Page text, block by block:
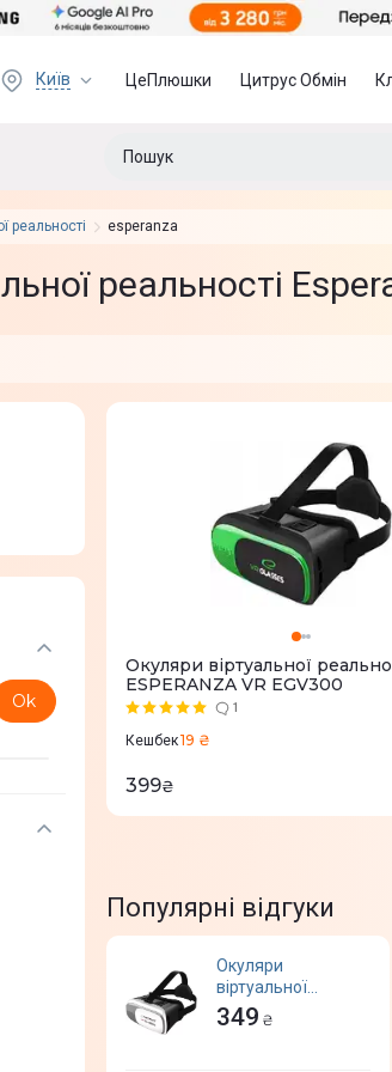
Київ ЦеПлюшки Цитрус Обмін
реальності esperanza
реальності
Ok
Окуляри віртуальної
ESPERANZA VR EGV300
1
Кешбек19 ₴
399₴
Популярні відгуки
Окуляри
віртуальної
реальності
ESPERANZA VR
349 ₴